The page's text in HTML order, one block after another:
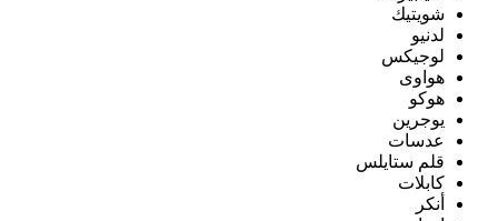
شويتيك
لدنيو
لوجيكس
هواوى
هوكو
يوجرين
عدسات
قلم ستايلس
كابلات
أنكر